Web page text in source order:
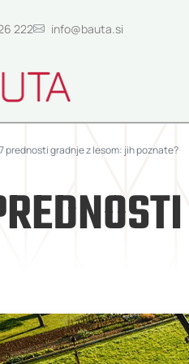
222 info@bauta.si
7 prednosti gradnje z lesom: jih poznate?